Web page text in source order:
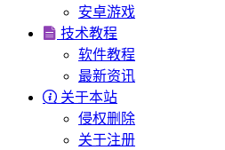
安卓游戏
 技术教程
软件教程
最新资讯
 关于本站
侵权删除
关于注册